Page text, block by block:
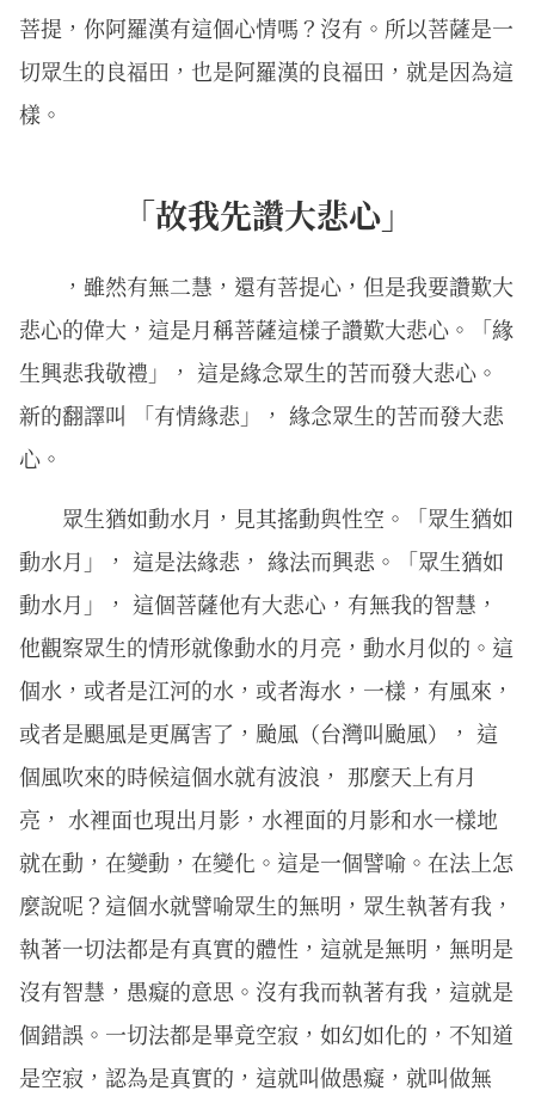
菩提，你阿羅漢有這個心情嗎？沒有。所以菩薩是一
切眾生的良福田，也是阿羅漢的良福田，就是因為這
樣。
「故我先讚大悲心」
，雖然有無二慧，還有菩提心，但是我要讚歎大
悲心的偉大，這是月稱菩薩這樣子讚歎大悲心。「緣
生興悲我敬禮」， 這是緣念眾生的苦而發大悲心。
新的翻譯叫 「有情緣悲」， 緣念眾生的苦而發大悲
心。
眾⽣猶如動⽔⽉，⾒其搖動與性空。「眾生猶如
動水月」， 這是法緣悲， 緣法而興悲。「眾生猶如
動水月」， 這個菩薩他有大悲心，有無我的智慧，
他觀察眾生的情形就像動水的月亮，動水月似的。這
個水，或者是江河的水，或者海水，一樣，有風來，
或者是颶風是更厲害了，颱風（台灣叫颱風）， 這
個風吹來的時候這個水就有波浪， 那麼天上有月
亮， 水裡面也現出月影，水裡面的月影和水一樣地
就在動，在變動，在變化。這是一個譬喻。在法上怎
麼說呢？這個水就譬喻眾生的無明，眾生執著有我，
執著一切法都是有真實的體性，這就是無明，無明是
沒有智慧，愚癡的意思。沒有我而執著有我，這就是
個錯誤。一切法都是畢竟空寂，如幻如化的，不知道
是空寂，認為是真實的，這就叫做愚癡，就叫做無